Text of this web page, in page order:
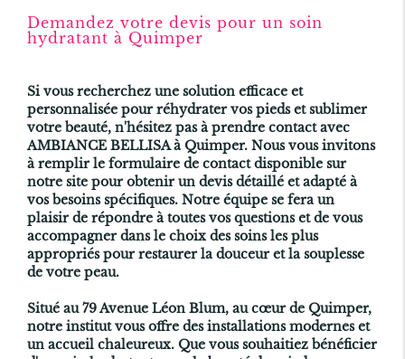
Demandez votre devis pour un soin
hydratant à Quimper
Si vous recherchez une solution efficace et
personnalisée pour réhydrater vos pieds et sublimer
votre beauté, n'hésitez pas à prendre contact avec
AMBIANCE BELLISA à Quimper. Nous vous invitons
à remplir le formulaire de contact disponible sur
notre site pour obtenir un devis détaillé et adapté à
vos besoins spécifiques. Notre équipe se fera un
plaisir de répondre à toutes vos questions et de vous
accompagner dans le choix des soins les plus
appropriés pour restaurer la douceur et la souplesse
de votre peau.
Situé au 79 Avenue Léon Blum, au cœur de Quimper,
notre institut vous offre des installations modernes et
un accueil chaleureux. Que vous souhaitiez bénéficier